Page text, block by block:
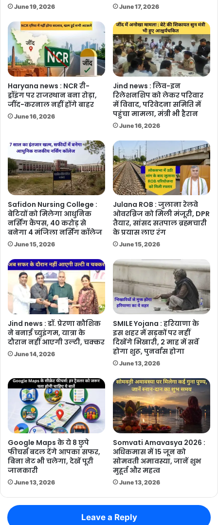
June 19, 2026 June 17, 2026
Haryana news : NCR री-
ड्रॉइंग पर राजस्थान बना रोड़ा,
जींद-करनाल नहीं होंगे बाहर
June 16, 2026
Jind news : लिव-इन
रिलेशनशिप को लेकर परिवार
में विवाद, परिवेदना समिति में
पहुंचा मामला, मंत्री भी हैरान
June 16, 2026
Safidon Nursing College :
बेटियों को मिलेगा आधुनिक
नर्सिंग कैंपस, 40 करोड़ से
बनेगा 4 मंजिला नर्सिंग कॉलेज
June 15, 2026
Julana ROB : जुलाना रेलवे
ओवरब्रिज को मिली मंजूरी, DPR
तैयार, सांसद सतपाल ब्रह्मचारी
के प्रयास लाए रंग
June 15, 2026
Jind news : डॉ. प्रेरणा कौशिक
ने बनाई च्युइंगम, यात्रा के
दौरान नहीं आएगी उल्टी, चक्कर
June 14, 2026
SMILE Yojana : हरियाणा के
इस शहर में सड़कों पर नहीं
दिखेंगे भिखारी, 2 माह में सर्वे
होगा शुरू, पुनर्वास होगा
June 13, 2026
Google Maps के ये 8 छुपे
फीचर्स बदल देंगे आपका सफर,
बिना नेट भी चलेगा, देखें पूरी
जानकारी
June 13, 2026
Somvati Amavasya 2026 :
अधिकमास में 15 जून को
सोमवती अमावस्या, जानें शुभ
मुहूर्त और महत्व
June 13, 2026
Leave a Reply